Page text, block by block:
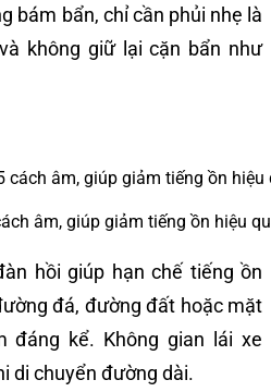
bám bẩn, chỉ cần phủi nhẹ là
không giữ lại cặn bẩn như
âm, giúp giảm tiếng ồn hiệu
hồi giúp hạn chế tiếng ồn
đá, đường đất hoặc mặt
đáng kể. Không gian lái xe
di chuyển đường dài.